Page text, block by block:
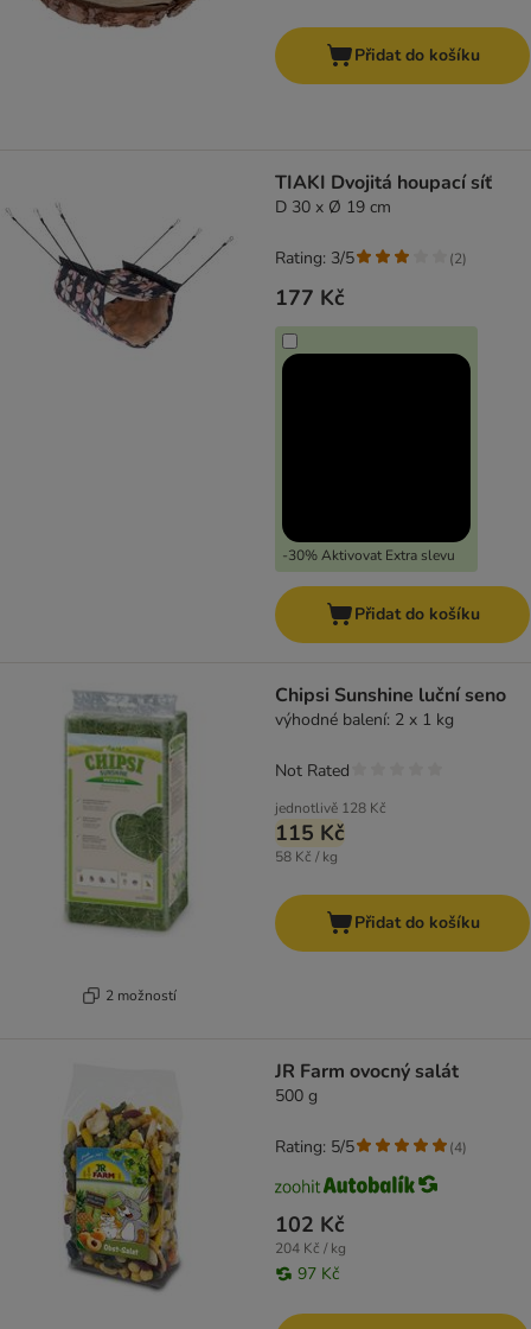
Přidat do košíku
TIAKI Dvojitá houpací síť
D 30 x Ø 19 cm
177 Kč
-30% Aktivovat Extra slevu
Rating: 3/5 (2)
Přidat do košíku
2 možností
Chipsi Sunshine luční seno
výhodné balení: 2 x 1 kg
jednotlivě 128 Kč
115 Kč
58 Kč / kg
Not Rated
Přidat do košíku
JR Farm ovocný salát
500 g
102 Kč
204 Kč / kg
97 Kč
Rating: 5/5 (4)